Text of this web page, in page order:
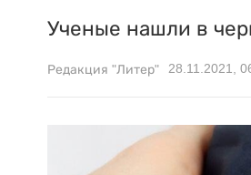
Ученые нашли в
Редакция "Литер" 28.11.2021,